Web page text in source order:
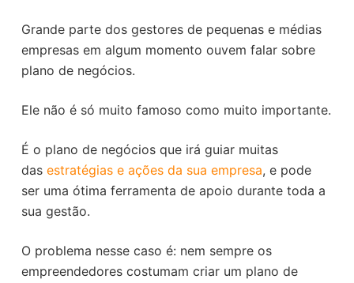
e
ú
d
Grande parte dos gestores de pequenas e médias
empresas em algum momento ouvem falar sobre
plano de negócios.
Ele não é só muito famoso como muito importante.
É o plano de negócios que irá guiar muitas
das estratégias e ações da sua empresa, e pode
ser uma ótima ferramenta de apoio durante toda a
sua gestão.
O problema nesse caso é: nem sempre os
empreendedores costumam criar um plano de